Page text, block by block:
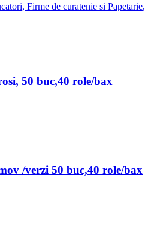
, Firme de curatenie si Papetarie,
50 buc,40 role/bax
/verzi 50 buc,40 role/bax